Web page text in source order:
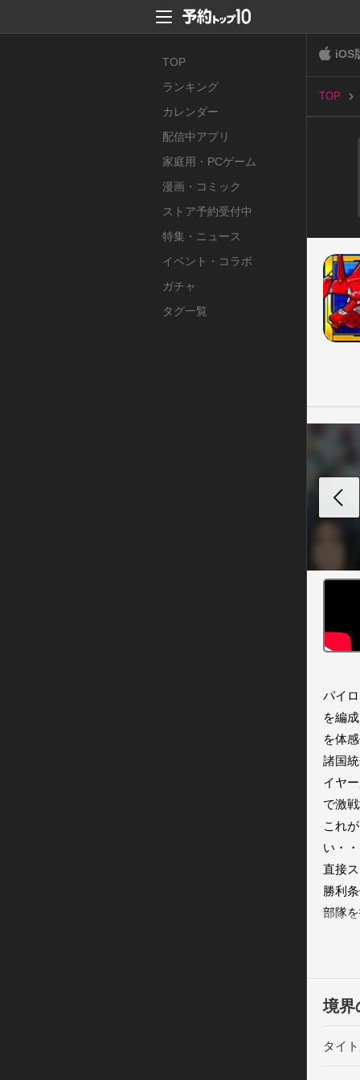
TOP
ランキング
カレンダー
配信中アプリ
家庭用・PCゲーム
漫画・コミック
ストア予約受付中
特集・ニュース
イベント・コラボ
ガチャ
タグ一覧
iOS
TOP
パイ
を編
を体
諸国
イヤ
で激
これ
い・
直接
勝利
部隊
トレ
ぞ！
近接
境界
タイ